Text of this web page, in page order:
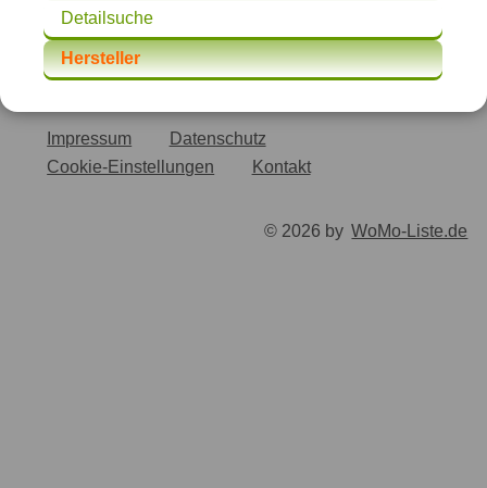
Detailsuche
Hersteller
Impressum
Datenschutz
Cookie-Einstellungen
Kontakt
© 2026 by WoMo-Liste.de